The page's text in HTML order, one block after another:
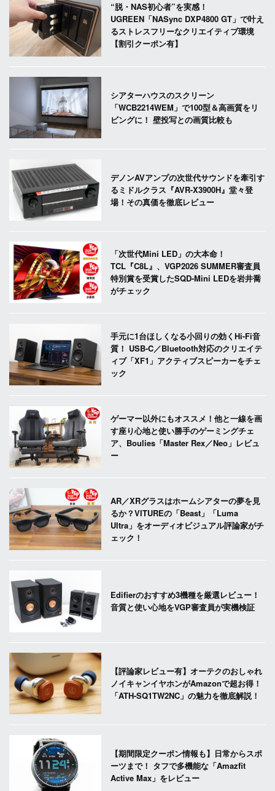
“脱・NAS初心者”を実感！
UGREEN「NASync DXP4800 GT」で叶え
るストレスフリーなクリエイティブ環境
【割引クーポン有】
シアターハウスのスクリーン
「WCB2214WEM」で100型＆高画質をリ
ビングに！ 壁投写との画質比較も
デノンAVアンプの次世代サウンドを牽引す
るミドルクラス『AVR-X3900H』堂々登
場！その真価を徹底レビュー
「次世代Mini LED」の大本命！
TCL『C8L』、VGP2026 SUMMER審査員
特別賞を受賞したSQD-Mini LEDを岩井喬
がチェック
手元に1台ほしくなる小回りの効くHi-Fi音
質！ USB-C／Bluetooth対応のクリエイテ
ィブ「XF1」アクティブスピーカーをチェ
ック
ゲーマー以外にもオススメ！他と一線を画
す座り心地と使い勝手のゲーミングチェ
ア、Boulies「Master Rex／Neo」レビュ
ー
AR／XRグラスはホームシアターの夢を見
るか？VITUREの「Beast」「Luma
Ultra」をオーディオビジュアル評論家がチ
ェック！
Edifierのおすすめ3機種を厳選レビュー！
音質と使い心地をVGP審査員が実機検証
【評論家レビュー有】オーテクのおしゃれ
ノイキャンイヤホンがAmazonで超お得！
「ATH-SQ1TW2NC」の魅力を徹底解説！
【期間限定クーポン情報も】日常からスポ
ーツまで！ タフで多機能な「Amazfit
Active Max」をレビュー